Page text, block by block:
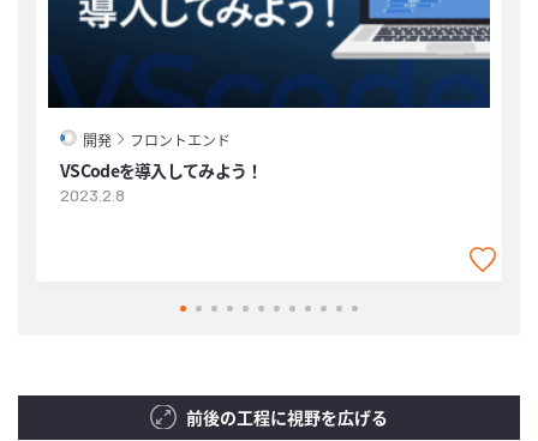
開発 フロントエンド
VSCodeを導入してみよう！
2023.2.8
前後の工程に視野を広げる